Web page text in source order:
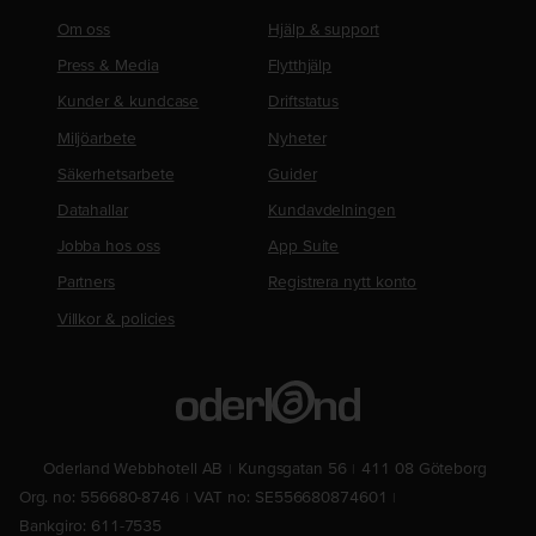
Om oss
Press & Media
Kunder & kundcase
Miljöarbete
Säkerhetsarbete
Datahallar
Jobba hos oss
Partners
Villkor & policies
Hjälp & support
Flytthjälp
Driftstatus
Nyheter
Guider
Kundavdelningen
App Suite
Registrera nytt konto
Oderland Webbhotell AB Kungsgatan 56
411 08 Göteborg
Org. no: 556680-8746
VAT no: SE556680874601
Bankgiro: 611-7535